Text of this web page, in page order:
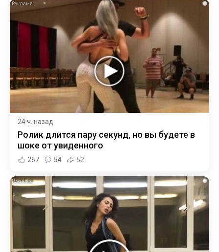
i
24 ч. назад
Ролик длится пару секунд, но вы будете в
шоке от увиденного
267 54 52
i